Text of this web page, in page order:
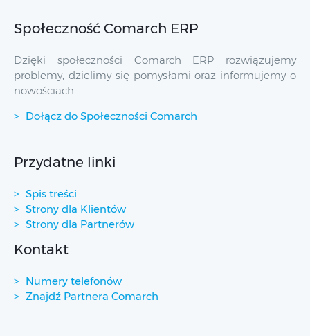
Społeczność Comarch ERP
Dzięki społeczności Comarch ERP rozwiązujemy
problemy, dzielimy się pomysłami oraz informujemy o
nowościach.
Dołącz do Społeczności Comarch
Przydatne linki
Spis treści
Strony dla Klientów
Strony dla Partnerów
Kontakt
Numery telefonów
Znajdź Partnera Comarch